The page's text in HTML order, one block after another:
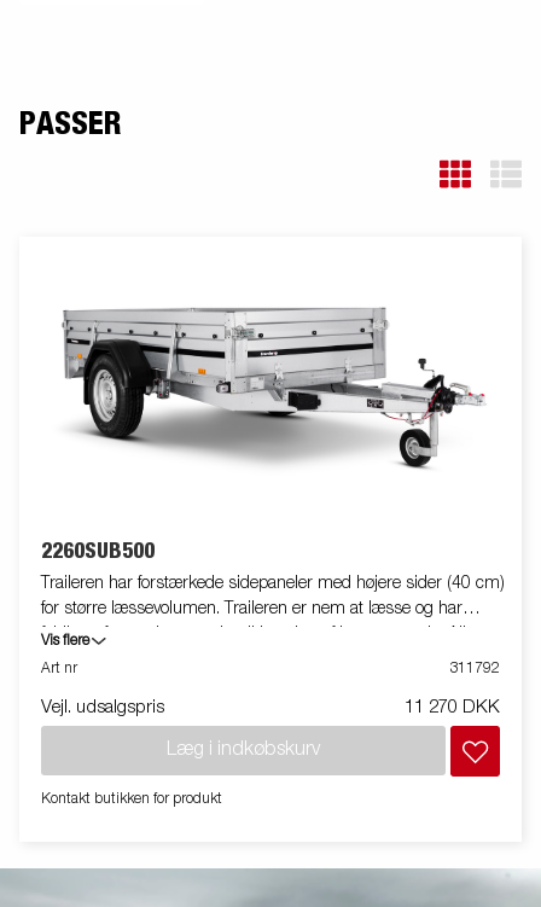
PASSER
2260SUB500
Traileren har forstærkede sidepaneler med højere sider (40 cm)
for større læssevolumen. Traileren er nem at læsse og har
foldbare for- og bagpaneler til læsning af længere gods. Alle
versioner er udstyret med indvendige surringsøjer for sikker
tilbehørsprogram til vores trailere. Billederne er kun illustrative
Vis flere
Art nr
311792
Vejl. udsalgspris 11 270 DKK
Læg i indkøbskurv
Kontakt butikken for produkt